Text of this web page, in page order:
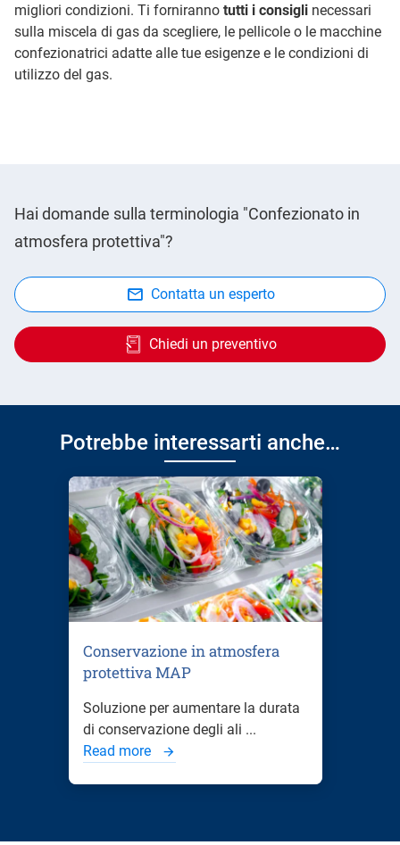
migliori condizioni. Ti forniranno tutti i consigli necessari
sulla miscela di gas da scegliere, le pellicole o le macchine
confezionatrici adatte alle tue esigenze e le condizioni di
utilizzo del gas.
Hai domande sulla terminologia "Confezionato in
atmosfera protettiva"?
Contatta un esperto
Chiedi un preventivo
Potrebbe interessarti anche…
Conservazione in atmosfera
protettiva MAP
Soluzione per aumentare la durata
di conservazione degli ali ...
Read more